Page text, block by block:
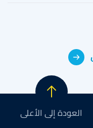
العودة إلى الأعلى